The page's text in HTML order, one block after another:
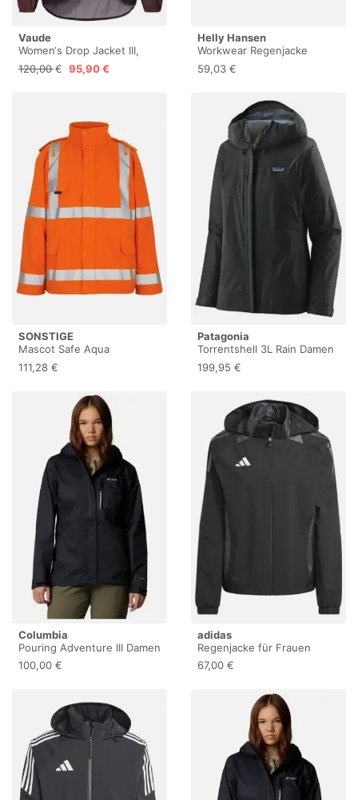
Vaude
Women‘s Drop Jacket III,
leichte Regenjacke,
atmungsaktiv &
120,00 € 95,90 €
Helly Hansen
Workwear Regenjacke
wasserdicht Voss Jacket,
Blau 70216, S
59,03 €
SONSTIGE
Mascot Safe Aqua
Regenjacke Feldbach Gr. L
Warnorange
111,28 €
Patagonia
Torrentshell 3L Rain Damen
Regenjacke, schwarz M
199,95 €
Columbia
Pouring Adventure III Damen
Regenjacke, schwarz L
100,00 €
adidas
Regenjacke für Frauen
adidas Tiro 24 Competition
67,00 €